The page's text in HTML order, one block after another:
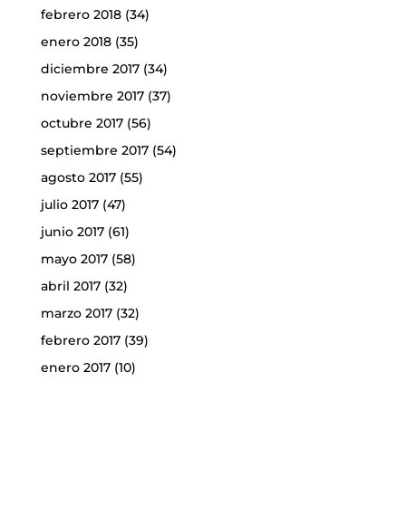
febrero 2018(34)
enero 2018(35)
diciembre 2017(34)
noviembre 2017(37)
octubre 2017(56)
septiembre 2017(54)
agosto 2017(55)
julio 2017(47)
junio 2017(61)
mayo 2017(58)
abril 2017(32)
marzo 2017(32)
febrero 2017(39)
enero 2017(10)